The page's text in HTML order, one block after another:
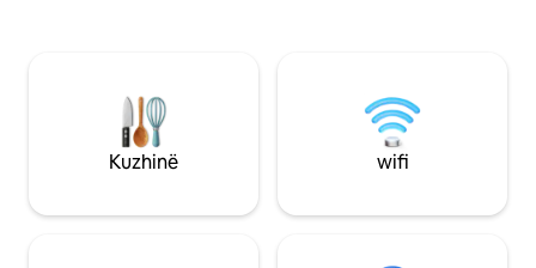
restorantet, ushqimin e rritur në shtëpi
dhe ushqimin lokal. Zona ofron shumë
zona pikniku.
larg dhe aeroporti
akomodimi.
Kuzhinë wifi